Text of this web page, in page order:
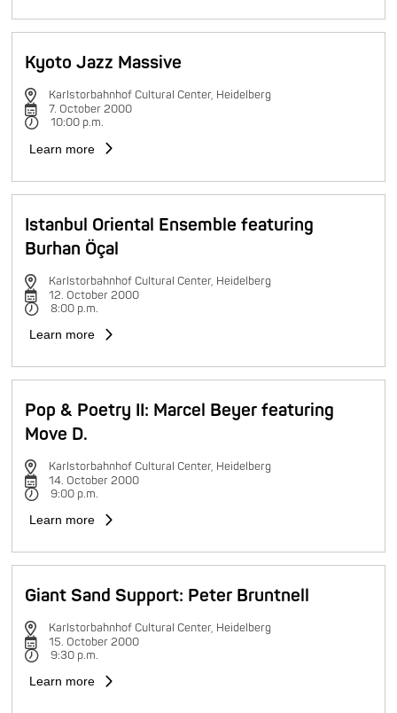
Kyoto Jazz Massive
Karlstorbahnhof Cultural Center, Heidelberg
7. October 2000
10:00 p.m.
Learn more
Istanbul Oriental Ensemble featuring
Burhan Öçal
Karlstorbahnhof Cultural Center, Heidelberg
12. October 2000
8:00 p.m.
Learn more
Pop & Poetry II: Marcel Beyer featuring
Move D.
Karlstorbahnhof Cultural Center, Heidelberg
14. October 2000
9:00 p.m.
Learn more
Giant Sand Support: Peter Bruntnell
Karlstorbahnhof Cultural Center, Heidelberg
15. October 2000
9:30 p.m.
Learn more